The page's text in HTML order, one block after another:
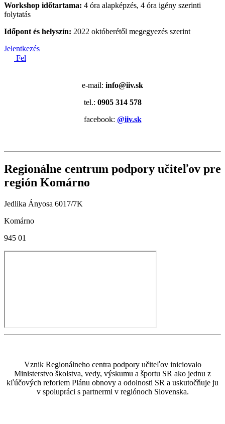
Workshop időtartama: 4 óra alapképzés, 4 óra igény szerinti
folytatás
Időpont és helyszín: 2022 októberétől megegyezés szerint
Jelentkezés
Fel
e-mail: info@iiv.sk
tel.: 0905 314 578
facebook: @iiv.sk
Regionálne centrum podpory učiteľov pre
región Komárno
Jedlika Ányosa 6017/7K
Komárno
945 01
Vznik Regionálneho centra podpory učiteľov iniciovalo
Ministerstvo školstva, vedy, výskumu a športu SR ako jednu z
kľúčových reforiem Plánu obnovy a odolnosti SR a uskutočňuje ju
v spolupráci s partnermi v regiónoch Slovenska.